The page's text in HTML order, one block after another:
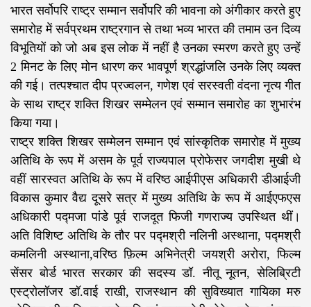
भारत सर्वोपरि राष्ट्र सम्मान सर्वोपरि की भावना को अंगीकार करते हुए
समारोह में सर्वप्रथम राष्ट्रगान से तथा भव्य भारत की तमाम उन दिव्य
विभूतियों को जो अब इस लोक में नहीं है उनका स्मरण करते हुए उन्हें
2 मिनट के लिए मोन धारण कर भावपूर्ण श्रद्धांजलि उनके लिए व्यक्त
की गई। तत्पश्चात दीप प्रज्वलन, गणेश एवं सरस्वती वंदना नृत्य गीत
के साथ राष्ट्र शक्ति शिखर सम्मेलन एवं सम्मान समारोह का शुभारंभ
किया गया।
राष्ट्र शक्ति शिखर सम्मेलन सम्मान एवं सांस्कृतिक समारोह में मुख्य
अतिथि के रूप में असम के पूर्व राज्यपाल प्रोफेसर जगदीश मुखी थे
वहीं सारस्वत अतिथि के रूप में वरिष्ठ आईपीएस अधिकारी डीआईजी
विकास कुमार वैद्य दूसरे सत्र में मुख्य अतिथि के रूप में आईएफएस
अधिकारी पद्मजा पांडे पूर्व राजदूत फिजी गणराज्य उपस्थित थीं।
अति विशिष्ट अतिथि के तौर पर पद्मश्री नलिनी अस्थाना, पद्मश्री
कमलिनी अस्थाना,वरिष्ठ फ़िल्म अभिनेत्री जयश्री अरोरा, फिल्म
सेंसर बोर्ड भारत सरकार की सदस्य डॉ. नीतू नूतन, सेलिब्रिटी
एस्ट्रोलॉजर डॉ.वाई राखी, राजस्थान की सुविख्यात गायिका मरु